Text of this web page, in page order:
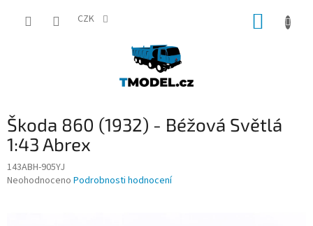
CZK
Škoda 860 (1932) - Béžová Světlá
1:43 Abrex
143ABH-905YJ
Průměrné
Neohodnoceno Podrobnosti hodnocení